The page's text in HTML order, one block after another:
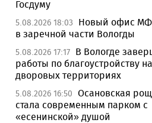
Госдуму
5.08.2026 18:03
Новый офис
в заречной части Вологды
5.08.2026 17:17 В Вологде
работы по благоустройству
дворовых территориях
5.08.2026 16:50 Осановская
стала современным парком с
«есенинской» душой